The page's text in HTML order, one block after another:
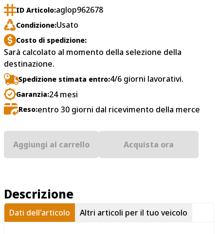
ID Articolo:aglop962678
Condizione:Usato
Costo di spedizione:
Sarà calcolato al momento della selezione della
destinazione.
Spedizione stimata entro:4/6 giorni lavorativi.
Garanzia:24 mesi
Reso:entro 30 giorni dal ricevimento della merce
Aggiungi al carrello Acquista ora
Descrizione
Dati dell'articolo Altri articoli per il tuo veicolo